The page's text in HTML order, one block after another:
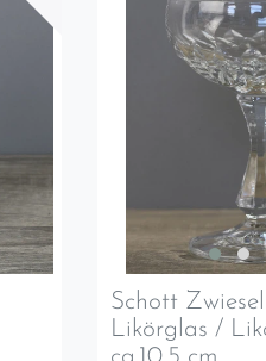
Schott
Likörglas /